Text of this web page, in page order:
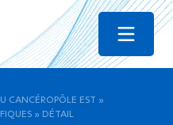
Menu
CANCÉROPÔLE EST »
» DÉTAIL